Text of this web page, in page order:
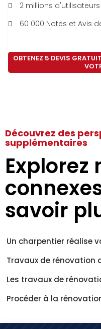
2 millions d'utilisateurs
60 000 Notes et Avis
OBTENEZ 5 DEVIS
Découvrez des
supplémentaires
Explorez
savoir
Un charpentier réalise
Travaux de rénovation
Les travaux de
Procéder à la